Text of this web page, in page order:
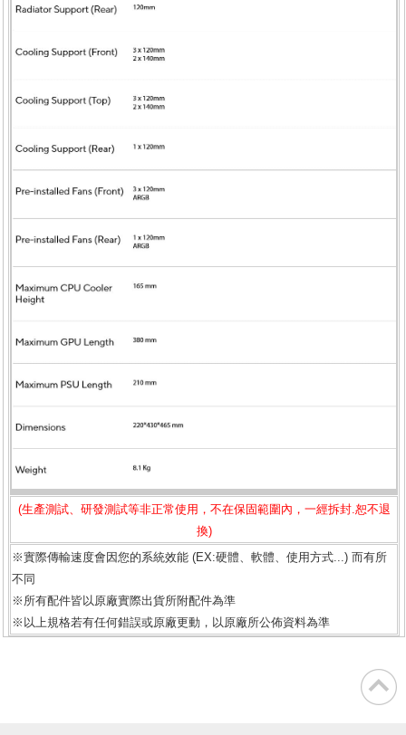
(生產測試、研發測試等非正常使用，不在保固範圍內，一經拆封.恕不退
換)
※實際傳輸速度會因您的系統效能 (EX:硬體、軟體、使用方式...) 而有所
不同
※所有配件皆以原廠實際出貨所附配件為準
※以上規格若有任何錯誤或原廠更動，以原廠所公佈資料為準